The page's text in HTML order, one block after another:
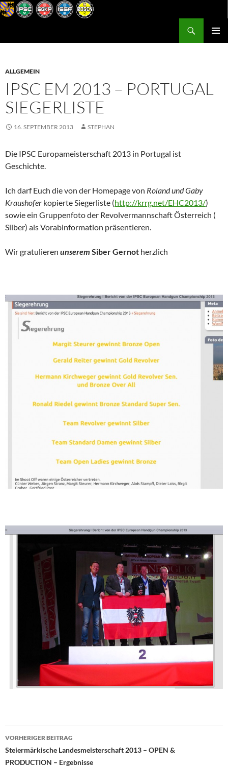
Zum
Inhalt
ALLGEMEIN
IPSC EM 2013 – PORTUGAL
SIEGERLISTE
16. SEPTEMBER 2013 STEPHAN
Die IPSC Europameisterschaft 2013 in Portugal ist
Geschichte.
Ich darf Euch die von der Homepage von Roland und Gaby
Kraushofer kopierte Siegerliste (http://krrg.net/EHC2013/)
sowie ein Gruppenfoto der Revolvermannschaft Österreich (
Silber) als Vorabinformation präsentieren.
Wir gratulieren unserem Siber Gernot herzlich
Beitragsnavigation
VORHERIGER BEITRAG
Steiermärkische Landesmeisterschaft 2013 – OPEN &
PRODUCTION – Ergebnisse